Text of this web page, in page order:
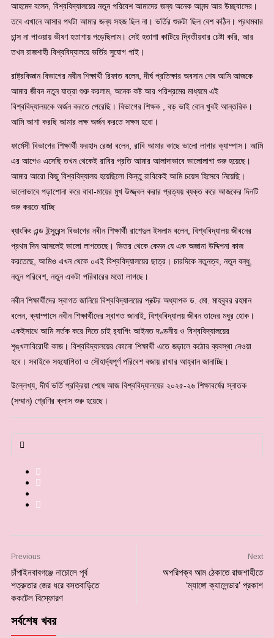
আহমেদ বলেন, বিশ্ববিদ্যালয়ের নতুন পরিবেশ আমাদের জন্য অনেক আনন্দ আর উচ্ছ্বাসের।
তবে এখানে আসার পথটা আমার জন্য সহজ ছিল না। ভর্তির শুরুটা ছিল বেশ কঠিন। প্রথমবার
চান্স না পাওয়ায় ভীষণ হতাশায় পড়েছিলাম। সেই হতাশা কাটিয়ে দ্বিতীয়বার চেষ্টা করি, আর
তখন রাজশাহী বিশ্ববিদ্যালয়ে ভর্তির সুযোগ পাই।
রাষ্ট্রবিজ্ঞান বিভাগের নবীন শিক্ষার্থী রিফাত বলেন, দীর্ঘ প্রতিক্ষার অবসান শেষ আমি আজকে
আমার জীবন নতুন যাত্রা শুরু করলাম, অনেক কষ্ট আর পরিশ্রমের মাধ্যমে এই
বিশ্ববিদ্যালয়কে অর্জন করতে পেরেছি। বিভাগের শিক্ষক , বড় ভাই বোন খুবই আন্তরিক।
আমি আশা করছি আমার লক্ষ অর্জন করতে সক্ষম হবো।
ফার্মেসী বিভাগের শিক্ষার্থী ফরহাদ রেজা বলেন, রাবি আমার কাছে ভালো লাগার ক্যাম্পাস। আমি
এর আগেও এসেছি তখন থেকেই রাবির প্রতি আমার আলাদাভাবে ভালোলাগা শুরু হয়েছে।
আমার আরো কিছু বিশ্ববিদ্যালয় হয়েছিলো কিন্তু রাবিকেই আমি চয়েস হিসেবে নিয়েছি।
ভালোভাবে পড়াশোনা করে বাবা-মায়ের মুখ উজ্জ্বল করার প্রত্যয় ব্যক্ত করে আজকের দিনটি
শুরু করতে যাচ্ছি
ব্যাংকিং এন্ড ইন্সুরেন্স বিভাগের নবীন শিক্ষার্থী রাশেদুল ইসলাম বলেন, বিশ্ববিদ্যালয় জীবনের
প্রথম দিন আসলেই ভালো লাগতেছে। ভিতর থেকে কেমন যে এক অজানা উদ্দিপনা কাজ
করতেছে, আমিও এখন থেকে ০এই বিশ্ববিদ্যালয়ের ছাত্র। চারদিকে নতুনত্ব, নতুন বন্ধু,
নতুন পরিবেশ, নতুন একটা পরিবারের মতো লাগছে।
নবীন শিক্ষার্থীদের স্বাগত জানিয়ে বিশ্ববিদ্যালয়ের প্রক্টর অধ্যাপক ড. মো. মাহবুবর রহমান
বলেন, ক্যাম্পাসে নবীন শিক্ষার্থীদের স্বাগত জানাই, বিশ্ববিদ্যালয় জীবন তাদের মধুর হোক।
একইসাথে আমি সর্তক করে দিতে চাই র‍্যাগিং আইনত দণ্ডনীয় ও বিশ্ববিদ্যালয়ের
শৃঙ্খলাবিরোধী কাজ। বিশ্ববিদ্যালয়ের কোনো শিক্ষার্থী এতে জড়ালে কঠোর ব্যবস্থা নেওয়া
হবে। সবাইকে সহযোগিতা ও সৌহার্দ্যপূর্ণ পরিবেশ বজায় রাখার আহ্বান জানাচ্ছি।
উল্লেখ্য, দীর্ঘ ভর্তি প্রক্রিয়া শেষে আজ বিশ্ববিদ্যালয়ের ২০২৫-২৬ শিক্ষাবর্ষের স্নাতক
(সম্মান) শ্রেণির ক্লাস শুরু হয়েছে।
Previous
চাঁপাইনবাবগঞ্জে নাচোলে পূর্ব
শত্রুতার জের ধরে বসতবাড়িতে
ককটেল বিস্ফোরণ
Next
অপরিপক্ব আম ঠেকাতে রাজশাহীতে
‘ম্যাঙ্গো ক্যালেন্ডার’ প্রকাশ
সর্বশেষ খবর